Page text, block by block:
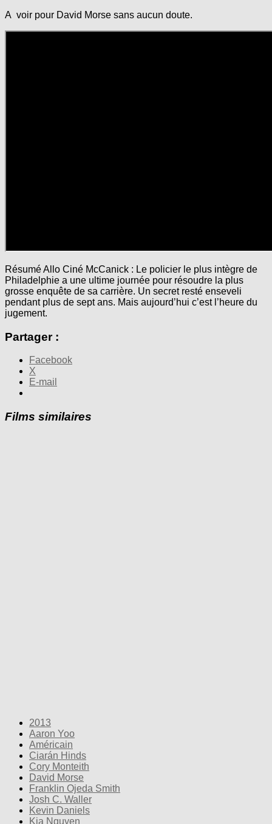
A voir pour David Morse sans aucun doute.
Résumé Allo Ciné McCanick : Le policier le plus intègre de
Philadelphie a une ultime journée pour résoudre la plus
grosse enquête de sa carrière. Un secret resté enseveli
pendant plus de sept ans. Mais aujourd’hui c’est l’heure du
jugement.
Partager :
Facebook
X
E-mail
Films similaires
2013
Aaron Yoo
Américain
Ciarán Hinds
Cory Monteith
David Morse
Franklin Ojeda Smith
Josh C. Waller
Kevin Daniels
Kia Nguyen